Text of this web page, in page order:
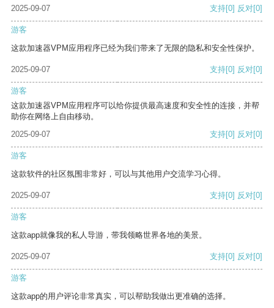
2025-09-07
支持[0] 反对[0]
游客
这款加速器VPM应用程序已经为我们带来了无限的隐私和安全性保护。
2025-09-07 支持[0] 反对[0]
游客
这款加速器VPM应用程序可以给你提供最高速度和安全性的连接，并帮
助你在网络上自由移动。
2025-09-07
支持[0] 反对[0]
游客
这款软件的社区氛围非常好，可以与其他用户交流学习心得。
2025-09-07 支持[0] 反对[0]
游客
这款app就像我的私人导游，带我领略世界各地的美景。
2025-09-07 支持[0] 反对[0]
游客
这款app的用户评论非常真实，可以帮助我做出更准确的选择。